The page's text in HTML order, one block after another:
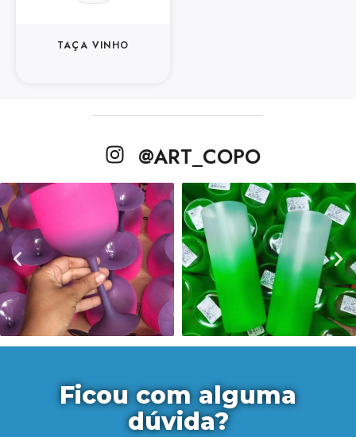
TAÇA VINHO
@ART_COPO
Ficou com alguma
dúvida?